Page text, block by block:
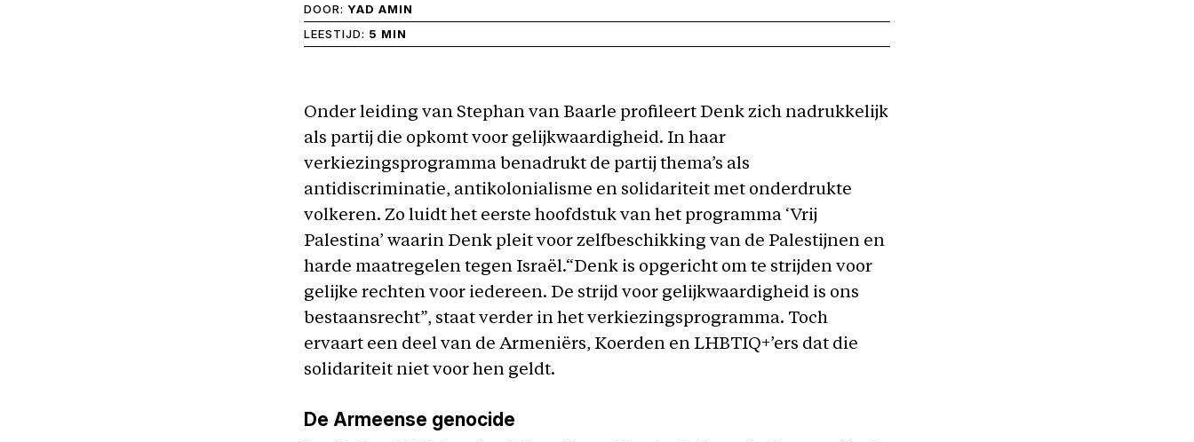
DOOR: YAD AMIN
LEESTIJD: 5 MIN
Onder leiding van Stephan van Baarle profileert Denk zich nadrukkelijk
als partij die opkomt voor gelijkwaardigheid. In haar
verkiezingsprogramma benadrukt de partij thema’s als
antidiscriminatie, antikolonialisme en solidariteit met onderdrukte
volkeren. Zo luidt het eerste hoofdstuk van het programma ‘Vrij
Palestina’ waarin Denk pleit voor zelfbeschikking van de Palestijnen en
harde maatregelen tegen Israël.“Denk is opgericht om te strijden voor
gelijke rechten voor iedereen. De strijd voor gelijkwaardigheid is ons
bestaansrecht”, staat verder in het verkiezingsprogramma. Toch
ervaart een deel van de Armeniërs, Koerden en LHBTIQ+’ers dat die
solidariteit niet voor hen geldt.
De Armeense genocide